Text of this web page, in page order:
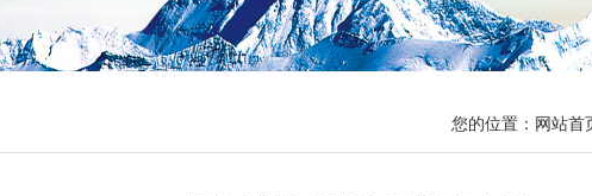
您的位置： 网站首